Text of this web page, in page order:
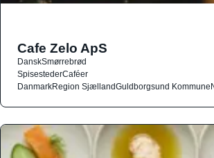
Cafe Zelo ApS
DanskSmørrebrød
SpisestederCaféer
DanmarkRegion SjællandGuldborgsund Kommune